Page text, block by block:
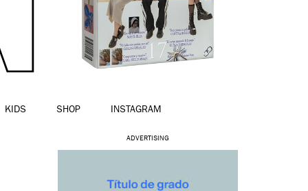
KIDS SHOP INSTAGRAM
ADVERTISING